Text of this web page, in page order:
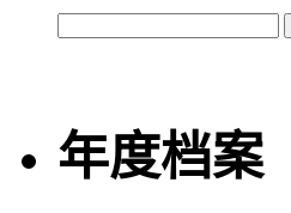
年度档案